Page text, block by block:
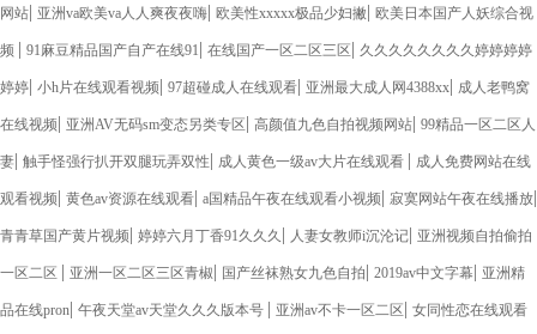
网站| 亚洲va欧美va人人爽夜夜嗨| 欧美性xxxxx极品少妇撇| 欧美日本国产人妖综合视
频 | 91麻豆精品国产自产在线91| 在线国产一区二区三区| 久久久久久久久久婷婷婷婷
婷婷| 小h片在线观看视频| 97超碰成人在线观看| 亚洲最大成人网4388xx| 成人老鸭窝
在线视频| 亚洲AV无码sm变态另类专区| 高颜值九色自拍视频网站| 99精品一区二区人
妻| 触手怪强行扒开双腿玩弄双性| 成人黄色一级av大片在线观看 | 成人免费网站在线
观看视频| 黄色av资源在线观看| a国精品午夜在线观看小视频| 寂寞网站午夜在线播放|
青青草国产黄片视频| 婷婷六月丁香91久久久 | 人妻女教师i沉沦记| 亚洲视频自拍偷拍
一区二区 | 亚洲一区二区三区青椒| 国产丝袜熟女九色自拍| 2019av中文字幕| 亚洲精
品在线pron| 午夜天堂av天堂久久久版本号 | 亚洲av不卡一区二区| 女同性恋在线观看